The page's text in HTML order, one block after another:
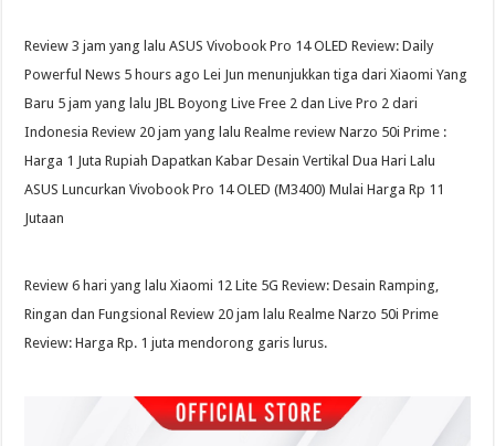
Review 3 jam yang lalu ASUS Vivobook Pro 14 OLED Review: Daily
Powerful News 5 hours ago Lei Jun menunjukkan tiga dari Xiaomi Yang
Baru 5 jam yang lalu JBL Boyong Live Free 2 dan Live Pro 2 dari
Indonesia Review 20 jam yang lalu Realme review Narzo 50i Prime :
Harga 1 Juta Rupiah Dapatkan Kabar Desain Vertikal Dua Hari Lalu
ASUS Luncurkan Vivobook Pro 14 OLED (M3400) Mulai Harga Rp 11
Jutaan
Review 6 hari yang lalu Xiaomi 12 Lite 5G Review: Desain Ramping,
Ringan dan Fungsional Review 20 jam lalu Realme Narzo 50i Prime
Review: Harga Rp. 1 juta mendorong garis lurus.